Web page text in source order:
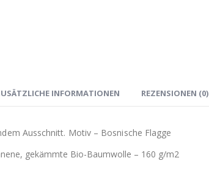
INFORMATIONEN REZENSIONEN (0)
Ausschnitt. Motiv – Bosnische Flagge
gekämmte Bio-Baumwolle – 160 g/m2